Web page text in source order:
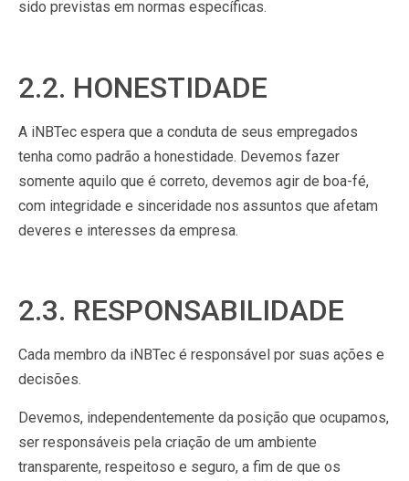
sido previstas em normas específicas.
2.2. HONESTIDADE
A iNBTec espera que a conduta de seus empregados
tenha como padrão a honestidade. Devemos fazer
somente aquilo que é correto, devemos agir de boa-fé,
com integridade e sinceridade nos assuntos que afetam
deveres e interesses da empresa.
2.3. RESPONSABILIDADE
Cada membro da iNBTec é responsável por suas ações e
decisões.
Devemos, independentemente da posição que ocupamos,
ser responsáveis pela criação de um ambiente
transparente, respeitoso e seguro, a fim de que os